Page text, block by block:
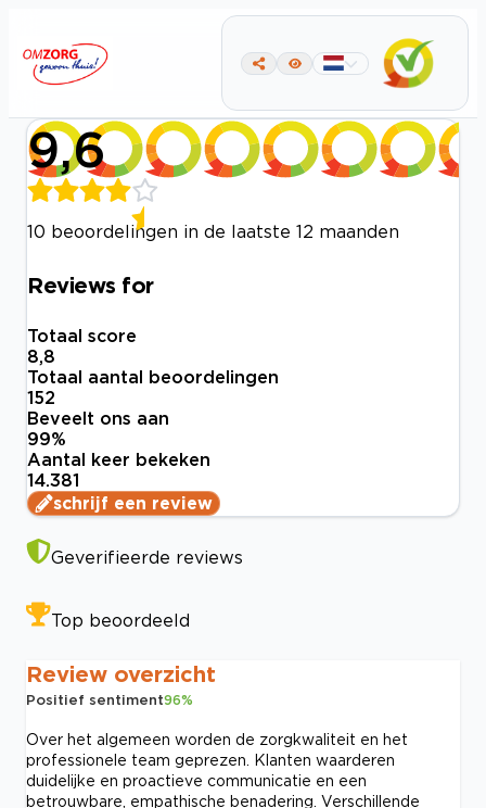
9,6
10 beoordelingen in de laatste 12 maanden
Reviews for
Totaal score
8,8
Totaal aantal beoordelingen
152
Beveelt ons aan
99%
Aantal keer bekeken
14.381
schrijf een review
Geverifieerde reviews
Top beoordeeld
Review overzicht
Positief sentiment96%
Over het algemeen worden de zorgkwaliteit en het
professionele team geprezen. Klanten waarderen
duidelijke en proactieve communicatie en een
betrouwbare, empathische benadering. Verschillende